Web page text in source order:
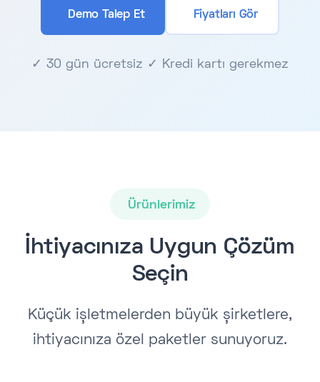
Demo Talep Et Fiyatları Gör
✓ 30 gün ücretsiz ✓ Kredi kartı gerekmez
Ürünlerimiz
İhtiyacınıza Uygun Çözüm
Seçin
Küçük işletmelerden büyük şirketlere,
ihtiyacınıza özel paketler sunuyoruz.